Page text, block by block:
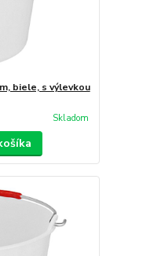
biele, s výlevkou
Skladom